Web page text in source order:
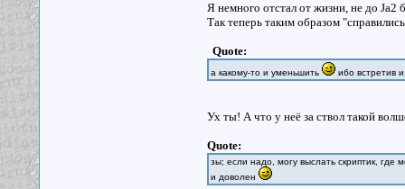
Я немного отстал от жизни, не до
Так теперь таким образом
Quote:
а какому-то и уменьшить ибо встретив
Ух ты! А что у неё за ствол такой
Quote:
зы; если надо, могу выслать скриптик, где
и доволен